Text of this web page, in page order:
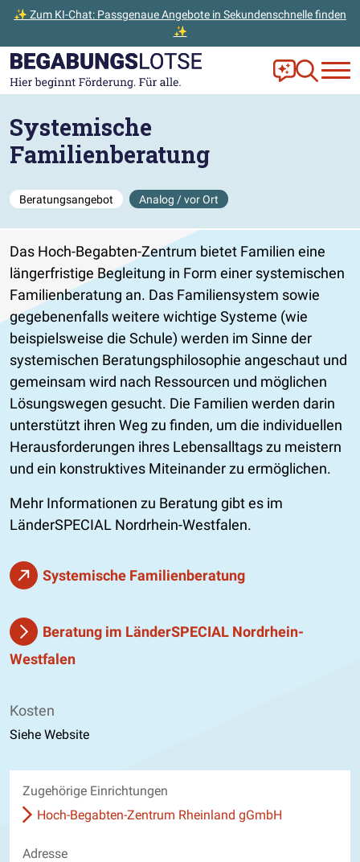
✨ Zum KI-Chat: Passgenaue Angebote in Sekundenschnelle finden
✨
Zum Hauptinhalt der Seite springen
Zur Startseite gehen Frag Ella!
Zur
Systemische
Familienberatung
Beratungsangebot Analog / vor Ort
Das Hoch-Begabten-Zentrum bietet Familien eine
längerfristige Begleitung in Form einer systemischen
Familienberatung an. Das Familiensystem sowie
gegebenenfalls weitere wichtige Systeme (wie
beispielsweise die Schule) werden im Sinne der
systemischen Beratungsphilosophie angeschaut und
gemeinsam wird nach Ressourcen und möglichen
Lösungswegen gesucht. Die Familien werden darin
unterstützt ihren Weg zu finden, um die individuellen
Herausforderungen ihres Lebensalltags zu meistern
und ein konstruktives Miteinander zu ermöglichen.
Mehr Informationen zu Beratung gibt es im
LänderSPECIAL Nordrhein-Westfalen.
Systemische Familienberatung
Beratung im LänderSPECIAL Nordrhein-
Westfalen
Kosten
Siehe Website
Zugehörige Einrichtungen
Hoch-Begabten-Zentrum Rheinland gGmbH
Adresse